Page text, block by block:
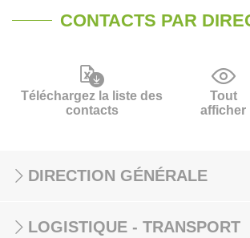
CONTACTS PAR
Téléchargez la liste des
contacts
Tout
afficher
DIRECTION GÉNÉRALE
LOGISTIQUE - TRANSPORT